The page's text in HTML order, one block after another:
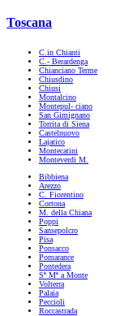
Toscana
C.in Chianti
C.- Berardenga
Chianciano Terme
Chiusdino
Chiusi
Montalcino
Montepul- ciano
San Gimignano
Torrita di Siena
Castelnuovo
Lajatico
Montecatini
Monteverdi M.
Bibbiena
Arezzo
C. Fiorentino
Cortona
M. della Chiana
Poppi
Sansepolcro
Pisa
Ponsacco
Pomarance
Pontedera
Sª Mª a Monte
Volterra
Palaia
Peccioli
Roccastrada